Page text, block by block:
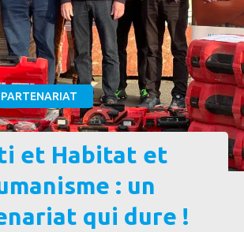
et Habitat et
: un
qui dure !